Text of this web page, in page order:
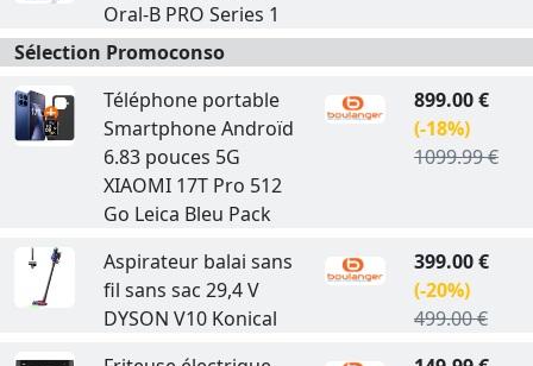
Oral-B PRO Series 1
Sélection Promoconso
Téléphone portable
Smartphone Androïd
6.83 pouces 5G
XIAOMI 17T Pro 512
Go Leica Bleu Pack
899.00 €
(-18%)
1099.99 €
Aspirateur balai sans
fil sans sac 29,4 V
DYSON V10 Konical
399.00 €
(-20%)
499.00 €